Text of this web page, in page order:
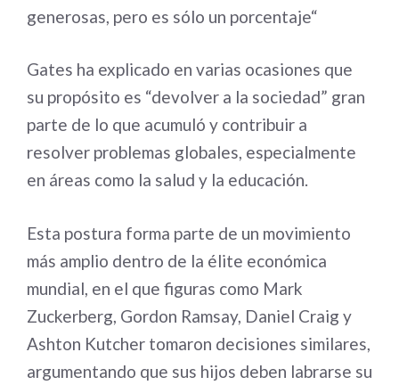
generosas, pero es sólo un porcentaje“
Gates ha explicado en varias ocasiones que
su propósito es “devolver a la sociedad” gran
parte de lo que acumuló y contribuir a
resolver problemas globales, especialmente
en áreas como la salud y la educación.
Esta postura forma parte de un movimiento
más amplio dentro de la élite económica
mundial, en el que figuras como Mark
Zuckerberg, Gordon Ramsay, Daniel Craig y
Ashton Kutcher tomaron decisiones similares,
argumentando que sus hijos deben labrarse su